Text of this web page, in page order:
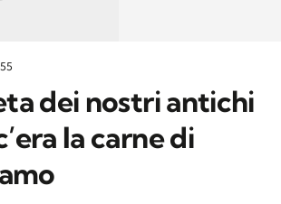
dei nostri antichi
la carne di